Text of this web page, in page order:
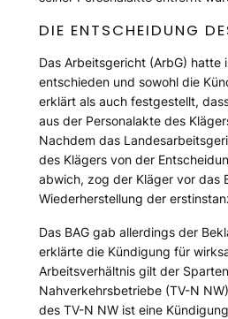
DIE ENTSCHEIDUNG
Das Arbeitsgericht (ArbG) hatte
entschieden und sowohl die
erklärt als auch festgestellt,
aus der Personalakte des
Nachdem das
des Klägers von der
abwich, zog der Kläger vor das
Wiederherstellung der
Das BAG gab allerdings der
erklärte die Kündigung für
Arbeitsverhältnis gilt der
Nahverkehrsbetriebe (TV-N
des TV-N NW ist eine